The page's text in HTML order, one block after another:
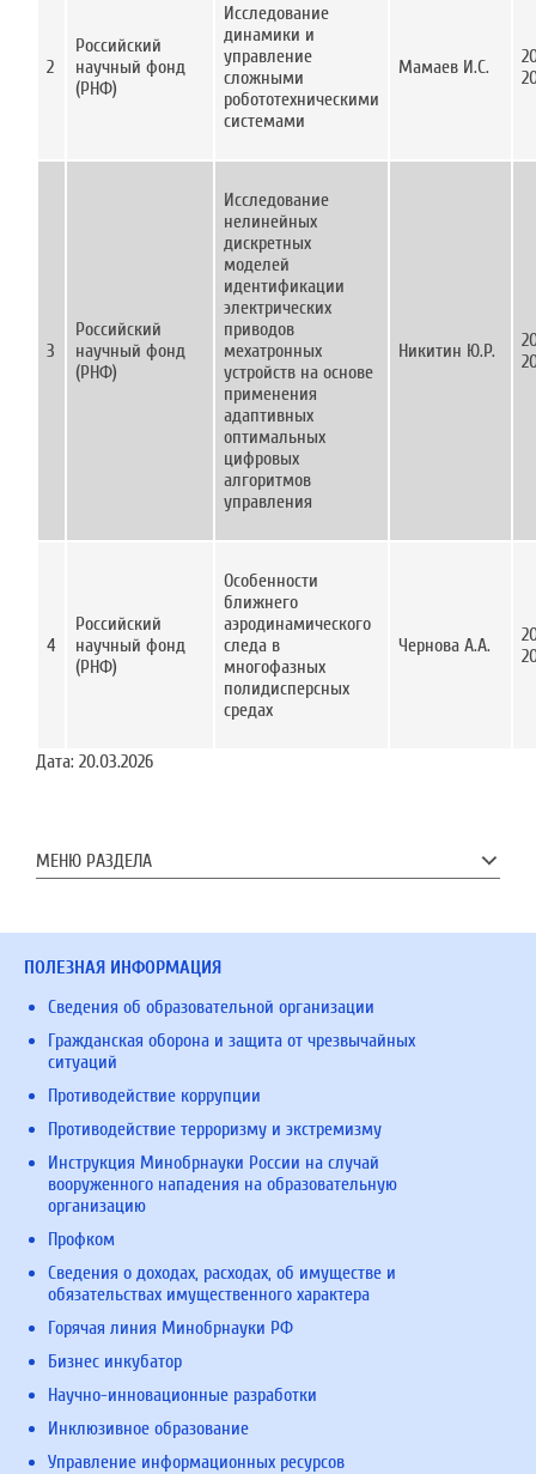
2
Российский
научный фонд
(РНФ)
Исследование
динамики и
управление
сложными
робототехническими
системами
Мамаев И.С.
3
Российский
научный фонд
(РНФ)
Исследование
нелинейных
дискретных
моделей
идентификации
электрических
приводов
мехатронных
устройств на основе
применения
адаптивных
оптимальных
цифровых
алгоритмов
управления
Никитин Ю.Р.
4
Российский
научный фонд
(РНФ)
Особенности
ближнего
аэродинамического
следа в
многофазных
полидисперсных
средах
Чернова А.А.
Дата: 20.03.2026
МЕНЮ РАЗДЕЛА
ПОЛЕЗНАЯ ИНФОРМАЦИЯ
Сведения об образовательной организации
Гражданская оборона и защита от чрезвычайных
ситуаций
Противодействие коррупции
Противодействие терроризму и экстремизму
Инструкция Минобрнауки России на случай
вооруженного нападения на образовательную
организацию
Профком
Сведения о доходах, расходах, об имуществе и
обязательствах имущественного характера
Горячая линия Минобрнауки РФ
Бизнес инкубатор
Научно-инновационные разработки
Инклюзивное образование
Управление информационных ресурсов